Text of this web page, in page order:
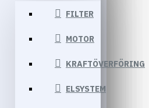
FILTER
MOTOR
KRAFTÖVERFÖRING
ELSYSTEM